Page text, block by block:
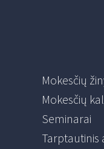
Mokesčių
Mokesčių
Seminarai
Tarptautinis